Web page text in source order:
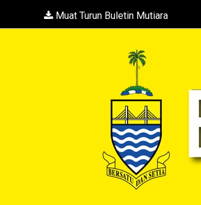
Muat Turun Buletin Mutiara